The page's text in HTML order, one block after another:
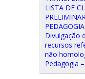
LISTA DE
Divulgação
recursos
não
Pedagogia